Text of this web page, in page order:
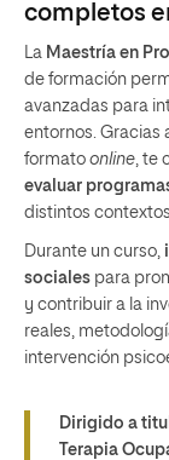
completos
La Maestría en
de formación
avanzadas para
entornos. Gracias
formato online, te
evaluar
distintos
Durante un curso,
sociales para
y contribuir a la
reales,
intervención
Dirigido a
Terapia